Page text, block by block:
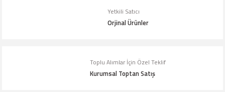
Ürün fiyatı diğer sitelerden daha pahalı.Yetkili Satıcı
Orjinal Ürünler
Toplu Alımlar İçin Özel Teklif
Kurumsal Toptan Satış